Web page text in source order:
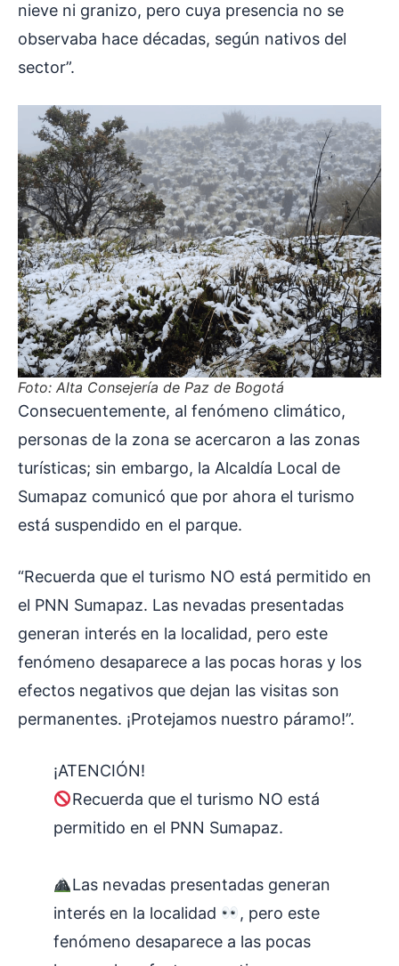
nieve ni granizo, pero cuya presencia no se
observaba hace décadas, según nativos del
sector”.
Foto: Alta Consejería de Paz de Bogotá
Consecuentemente, al fenómeno climático,
personas de la zona se acercaron a las zonas
turísticas; sin embargo, la Alcaldía Local de
Sumapaz comunicó que por ahora el turismo
está suspendido en el parque.
“Recuerda que el turismo NO está permitido en
el PNN Sumapaz. Las nevadas presentadas
generan interés en la localidad, pero este
fenómeno desaparece a las pocas horas y los
efectos negativos que dejan las visitas son
permanentes. ¡Protejamos nuestro páramo!”.
¡ATENCIÓN!
Recuerda que el turismo NO está
permitido en el PNN Sumapaz.
Las nevadas presentadas generan
interés en la localidad
, pero este
fenómeno desaparece a las pocas